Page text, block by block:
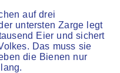
auf drei
untersten Zarge legt
Eier und sichert
Das muss sie
die Bienen nur